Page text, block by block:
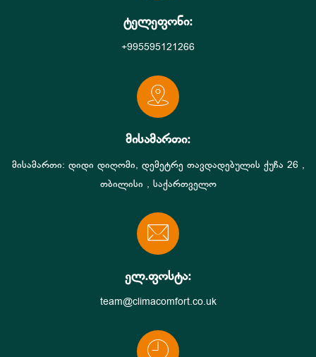
ტელეფონი:
+995595121266
მისამართი:
მისამართი: დიდი დიღომი, დემეტრე თავდადებულის ქუჩა 26 ,
თბილისი , საქართველო
ელ.ფოსტა:
team@climacomfort.co.uk